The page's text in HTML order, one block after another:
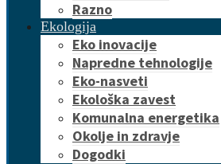
Razno
Ekologija
Eko inovacije
Napredne tehnologije
Eko-nasveti
Ekološka zavest
Komunalna energetika
Okolje in zdravje
Dogodki